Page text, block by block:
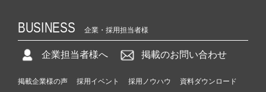
BUSINESS 企業・採用担当者様
企業担当者様へ 掲載のお問い合わせ
掲載企業様の声 採用イベント 採用ノウハウ
資料ダウンロード